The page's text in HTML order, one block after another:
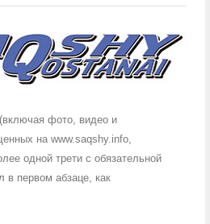
фото, видео и
на www.saqshy.info,
одной трети с обязательной
в первом абзаце, как